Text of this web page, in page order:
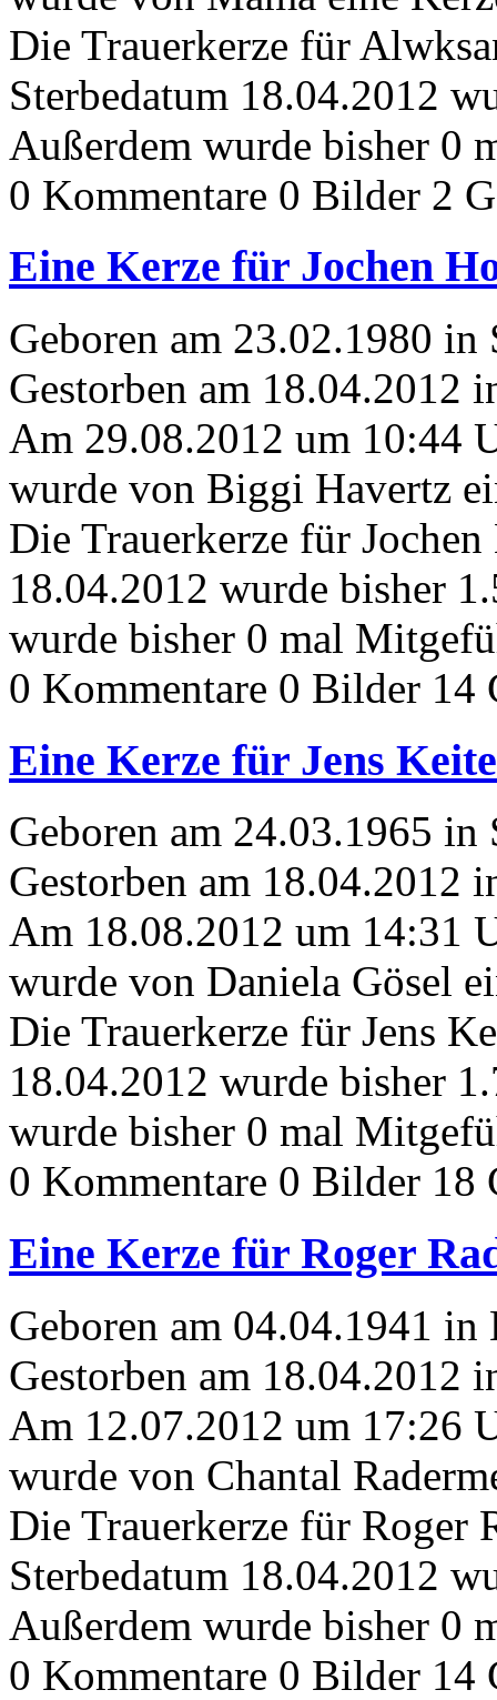
Die Trauerkerze für
Sterbedatum 18.04.2012
Außerdem wurde bisher 0
0 Kommentare 0 Bilder 2
Eine Kerze für Jochen
Geboren am 23.02.1980 in
Gestorben am 18.04.2012
Am 29.08.2012 um 10:44
wurde von Biggi Havertz
Die Trauerkerze für
18.04.2012 wurde bisher
wurde bisher 0 mal
0 Kommentare 0 Bilder 14
Eine Kerze für Jens
Geboren am 24.03.1965 in
Gestorben am 18.04.2012
Am 18.08.2012 um 14:31
wurde von Daniela Gösel
Die Trauerkerze für Jens
18.04.2012 wurde bisher
wurde bisher 0 mal
0 Kommentare 0 Bilder 18
Eine Kerze für Roger
Geboren am 04.04.1941 in
Gestorben am 18.04.2012
Am 12.07.2012 um 17:26
wurde von Chantal
Die Trauerkerze für Roger
Sterbedatum 18.04.2012
Außerdem wurde bisher 0
0 Kommentare 0 Bilder 14